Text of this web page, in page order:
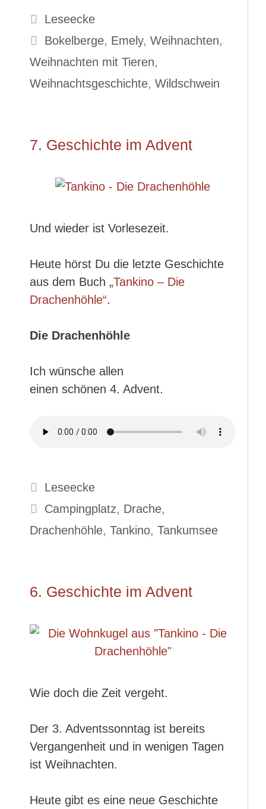
Kategorien
Leseecke
Schlagwörter
Bokelberge, Emely, Weihnachten,
Weihnachten mit Tieren,
Weihnachtsgeschichte, Wildschwein
7. Geschichte im Advent
Und wieder ist Vorlesezeit.
Heute hörst Du die letzte Geschichte
aus dem Buch „Tankino – Die
Drachenhöhle“.
Die Drachenhöhle
Ich wünsche allen
einen schönen 4. Advent.
Kategorien
Leseecke
Schlagwörter
Campingplatz, Drache,
Drachenhöhle, Tankino, Tankumsee
6. Geschichte im Advent
Wie doch die Zeit vergeht.
Der 3. Adventssonntag ist bereits
Vergangenheit und in wenigen Tagen
ist Weihnachten.
Heute gibt es eine neue Geschichte